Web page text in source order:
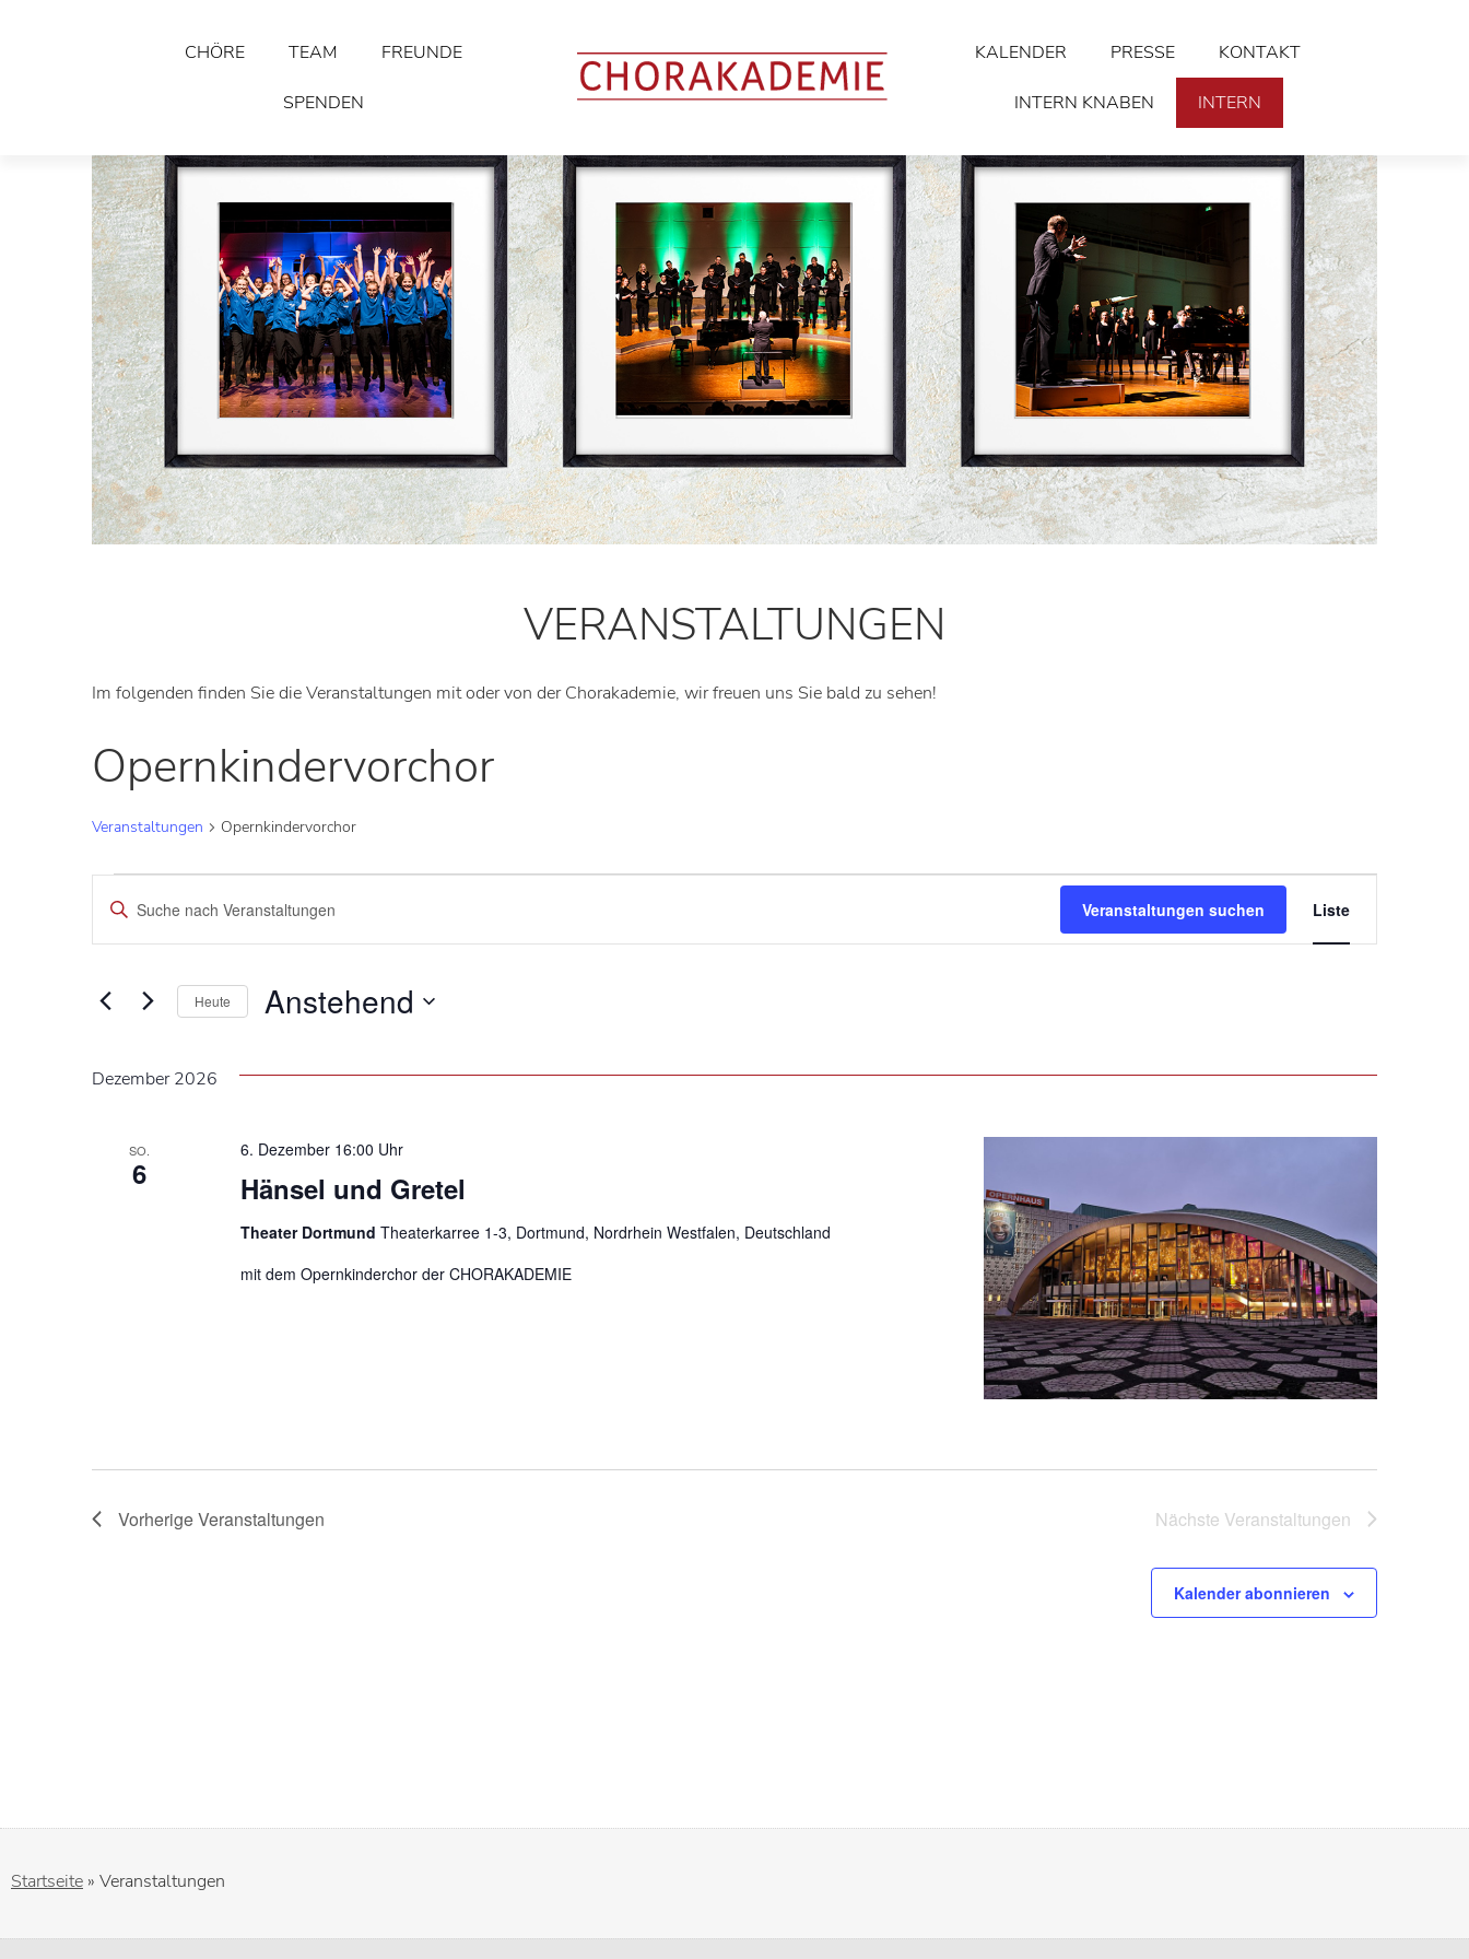
CHÖRE TEAM FREUNDE
SPENDEN
KALENDER PRESSE KONTAKT
INTERN KNABEN INTERN
VERANSTALTUNGEN
Im folgenden finden Sie die Veranstaltungen mit oder von der Chorakademie, wir freuen uns Sie bald zu sehen!
Opernkindervorchor
Veranstaltungen Opernkindervorchor
Veranstaltungen
Suche
Ansichten,
Navigation
Bitte
Schlüsselwort
Suche
Veranstaltungen
Schlüsselwort.
Veranstaltungen suchen Liste
Heute Anstehend
Dezember 2026
SO.
6 Hänsel und Gretel
6. Dezember 16:00 Uhr
Theater Dortmund Theaterkarree 1-3, Dortmund, Nordrhein Westfalen, Deutschland
mit dem Opernkinderchor der CHORAKADEMIE
VorherigeVeranstaltungen Nächste Veranstaltungen
Kalender abonnieren
Startseite » Veranstaltungen